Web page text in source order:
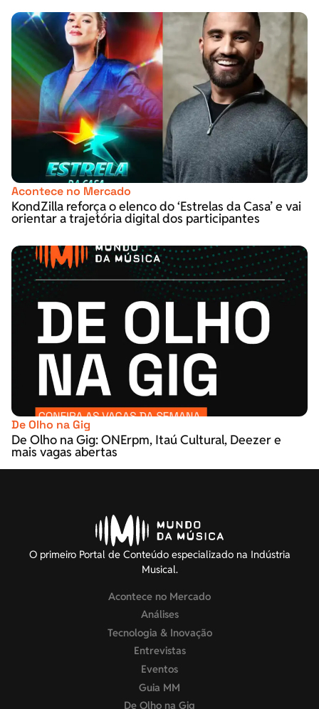
Acontece no Mercado
KondZilla reforça o elenco do ‘Estrelas da Casa’ e vai
orientar a trajetória digital dos participantes
De Olho na Gig
De Olho na Gig: ONErpm, Itaú Cultural, Deezer e
mais vagas abertas
O primeiro Portal de Conteúdo especializado na Indústria
Musical.
Acontece no Mercado
Análises
Tecnologia & Inovação
Entrevistas
Eventos
Guia MM
De Olho na Gig